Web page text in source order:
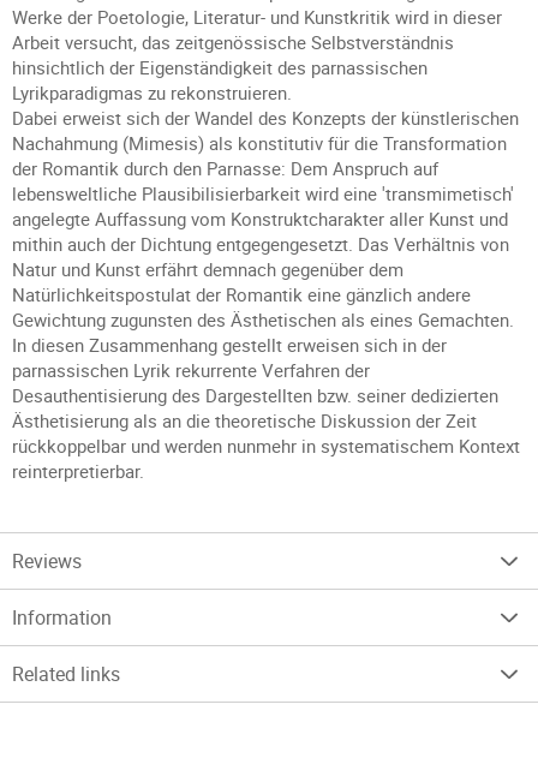
Werke der Poetologie, Literatur- und Kunstkritik wird in dieser
Arbeit versucht, das zeitgenössische Selbstverständnis
hinsichtlich der Eigenständigkeit des parnassischen
Lyrikparadigmas zu rekonstruieren.
Dabei erweist sich der Wandel des Konzepts der künstlerischen
Nachahmung (Mimesis) als konstitutiv für die Transformation
der Romantik durch den Parnasse: Dem Anspruch auf
lebensweltliche Plausibilisierbarkeit wird eine 'transmimetisch'
angelegte Auffassung vom Konstruktcharakter aller Kunst und
mithin auch der Dichtung entgegengesetzt. Das Verhältnis von
Natur und Kunst erfährt demnach gegenüber dem
Natürlichkeitspostulat der Romantik eine gänzlich andere
Gewichtung zugunsten des Ästhetischen als eines Gemachten.
In diesen Zusammenhang gestellt erweisen sich in der
parnassischen Lyrik rekurrente Verfahren der
Desauthentisierung des Dargestellten bzw. seiner dedizierten
Ästhetisierung als an die theoretische Diskussion der Zeit
rückkoppelbar und werden nunmehr in systematischem Kontext
reinterpretierbar.
Reviews
Information
Related links